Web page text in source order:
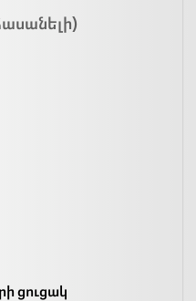
ցուցակ